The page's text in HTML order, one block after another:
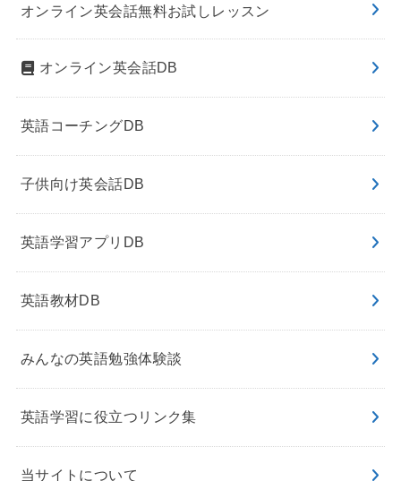
オンライン英会話無料お試しレッスン
オンライン英会話DB
英語コーチングDB
子供向け英会話DB
英語学習アプリDB
英語教材DB
みんなの英語勉強体験談
英語学習に役立つリンク集
当サイトについて